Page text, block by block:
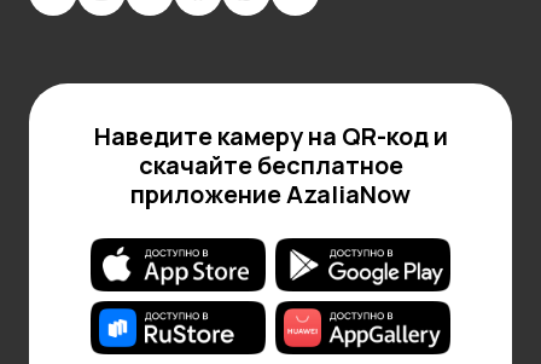
регулярно поливать растение, стоит обратить
внимание на кашпо с системой автополива. Оно
позволяет поддерживать оптимальный уровень
влажности в почве, снижая риск пересыхания или
переувлажнения.
Декоративные.Кашпо могут быть стильными
элементами интерьера. Яркие узоры, фактурные
поверхности и оригинальные формы помогут
создать гармоничную композицию.
Наведите камеру на QR-код и
скачайте бесплатное
приложение AzaliaNow